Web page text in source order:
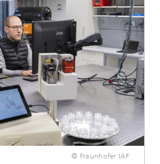
© Fraunhofer IAF